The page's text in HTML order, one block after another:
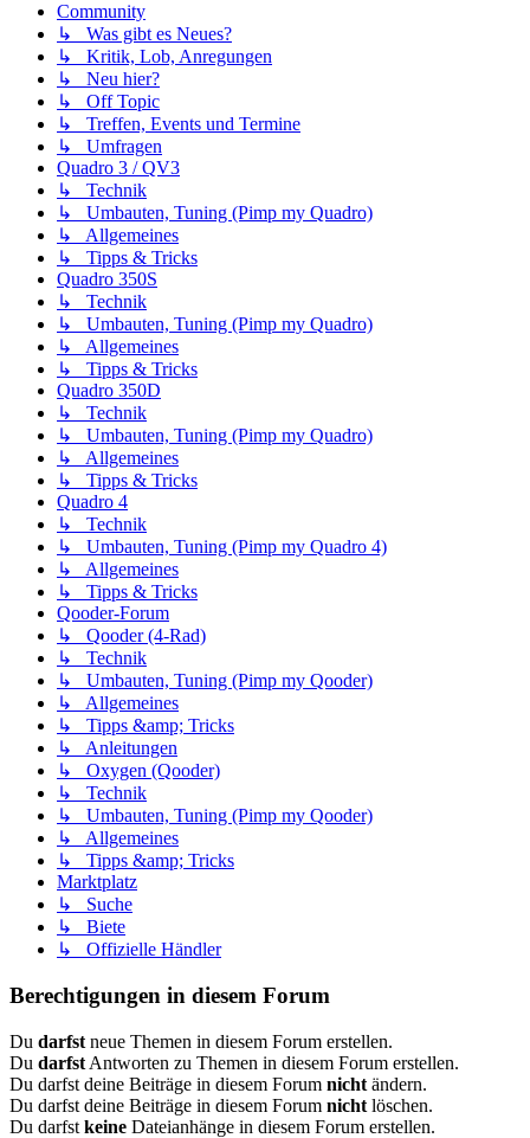
Community
↳ Was gibt es Neues?
↳ Kritik, Lob, Anregungen
↳ Neu hier?
↳ Off Topic
↳ Treffen, Events und Termine
↳ Umfragen
Quadro 3 / QV3
↳ Technik
↳ Umbauten, Tuning (Pimp my Quadro)
↳ Allgemeines
↳ Tipps & Tricks
Quadro 350S
↳ Technik
↳ Umbauten, Tuning (Pimp my Quadro)
↳ Allgemeines
↳ Tipps & Tricks
Quadro 350D
↳ Technik
↳ Umbauten, Tuning (Pimp my Quadro)
↳ Allgemeines
↳ Tipps & Tricks
Quadro 4
↳ Technik
↳ Umbauten, Tuning (Pimp my Quadro 4)
↳ Allgemeines
↳ Tipps & Tricks
Qooder-Forum
↳ Qooder (4-Rad)
↳ Technik
↳ Umbauten, Tuning (Pimp my Qooder)
↳ Allgemeines
↳ Tipps &amp; Tricks
↳ Anleitungen
↳ Oxygen (Qooder)
↳ Technik
↳ Umbauten, Tuning (Pimp my Qooder)
↳ Allgemeines
↳ Tipps &amp; Tricks
Marktplatz
↳ Suche
↳ Biete
↳ Offizielle Händler
Berechtigungen in diesem Forum
Du darfst neue Themen in diesem Forum erstellen.
Du darfst Antworten zu Themen in diesem Forum erstellen.
Du darfst deine Beiträge in diesem Forum nicht ändern.
Du darfst deine Beiträge in diesem Forum nicht löschen.
Du darfst keine Dateianhänge in diesem Forum erstellen.